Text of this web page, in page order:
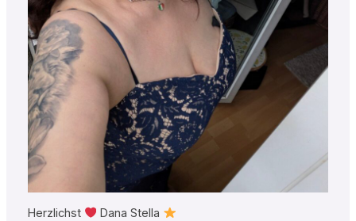
Herzlichst Dana Stella